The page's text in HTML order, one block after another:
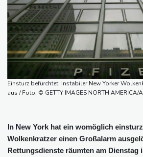
Waldbrände in Kanada: Notstand in
ausgerufen
Einsturz befürchtet: Instabiler New Yorker
aus / Foto: © GETTY IMAGES NORTH AMERICA/
In New York hat ein womöglich
Wolkenkratzer einen Großalarm
Rettungsdienste räumten am Dienstag